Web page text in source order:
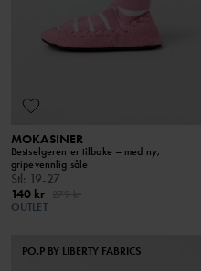
MOKASINER
Bestselgeren er tilbake – med ny,
gripevennlig såle
Stl: 19-27
140 kr
OUTLET
PO.P BY LIBERTY FABRICS